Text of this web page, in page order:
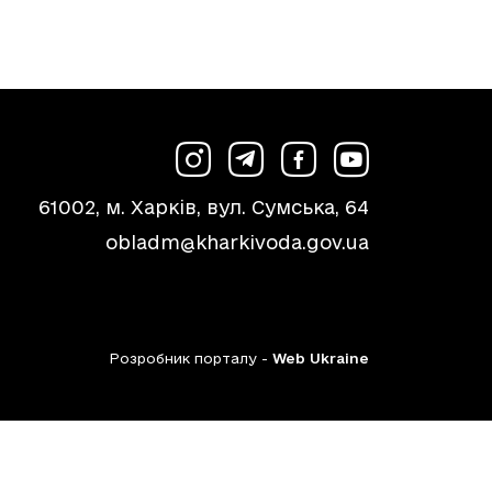
61002, м. Харків, вул. Сумська, 64
obladm@kharkivoda.gov.ua
Розробник порталу - Web Ukraine